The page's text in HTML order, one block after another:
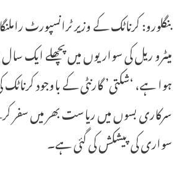
بنگلورو: کرناٹک کے وزیر ٹرانسپورٹ
ہوا ہے، ‘شکتی’ گارنٹی کے باوجود
سرکاری بسوں میں ریاست بھر میں
سواری کی پیشکش کی گئی ہے۔